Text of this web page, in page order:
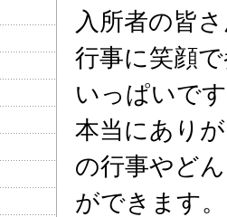
入所者の皆
行事に笑顔
いっぱいで
本当にあり
の行事やど
ができます。